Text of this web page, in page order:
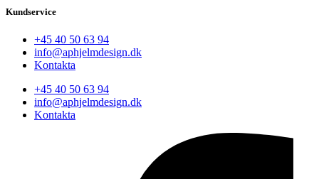
Kundservice
+45 40 50 63 94
info@aphjelmdesign.dk
Kontakta
+45 40 50 63 94
info@aphjelmdesign.dk
Kontakta